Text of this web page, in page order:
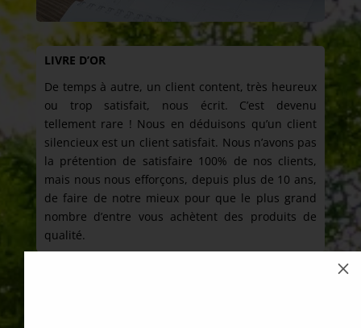
M
LIVRE D’OR
De temps à autre, un client content, très heureux
ou trop satisfait, nous écrit. C’est devenu
tellement rare ! Nous en déduisons qu’un client
silencieux est un client satisfait. Nous n’avons pas
la prétention de satisfaire 100% de nos clients,
mais nous nous efforçons, depuis plus de 10 ans,
de faire de notre mieux pour que le plus grand
nombre d’entre vous achètent des produits de
qualité.